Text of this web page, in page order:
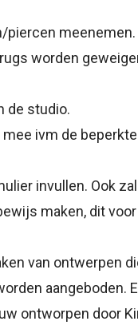
piercen meenemen.
worden
de studio.
ivm de
invullen. Ook zal
maken, dit
van ontwerpen
aangeboden.
ontworpen door